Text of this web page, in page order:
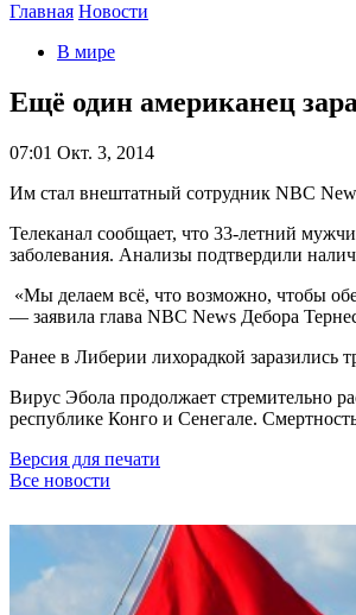
Главная Новости
В мире
Ещё один американец
07:01 Окт. 3, 2014
Им стал внештатный сотрудник NBC
Телеканал сообщает, что 33-летний
заболевания. Анализы подтвердили
«Мы делаем всё, что возможно, чтобы
— заявила глава NBC News Дебора
Ранее в Либерии лихорадкой заразились
Вирус Эбола продолжает стремительно
республике Конго и Сенегале.
Версия для печати
Все новости